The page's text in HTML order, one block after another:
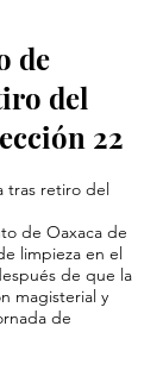
de
del
22
tras retiro del
de Oaxaca de
limpieza en el
de que la
magisterial y
de